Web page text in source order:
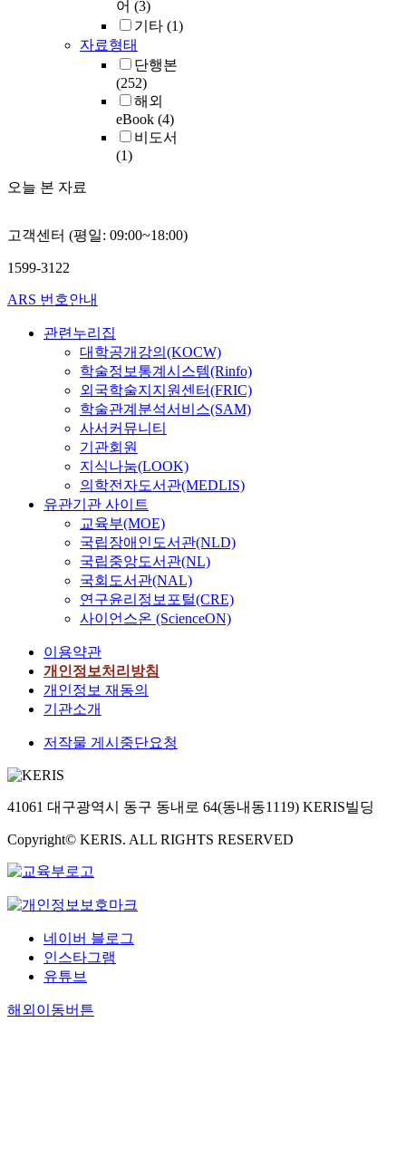
어 (3)
기타 (1)
자료형태
단행본
(252)
해외
eBook (4)
비도서
(1)
오늘 본 자료
고객센터 (평일: 09:00~18:00)
1599-3122
ARS 번호안내
관련누리집
대학공개강의(KOCW)
학술정보통계시스템(Rinfo)
외국학술지지원센터(FRIC)
학술관계분석서비스(SAM)
사서커뮤니티
기관회원
지식나눔(LOOK)
의학전자도서관(MEDLIS)
유관기관 사이트
교육부(MOE)
국립장애인도서관(NLD)
국립중앙도서관(NL)
국회도서관(NAL)
연구윤리정보포털(CRE)
사이언스온 (ScienceON)
이용약관
개인정보처리방침
개인정보 재동의
기관소개
저작물 게시중단요청
41061 대구광역시 동구 동내로 64(동내동1119) KERIS빌딩
Copyright© KERIS. ALL RIGHTS RESERVED
네이버 블로그
인스타그램
유튜브
해외이동버튼